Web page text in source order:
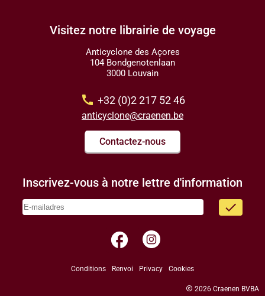
Visitez notre librairie de voyage
Anticyclone des Açores
104 Bondgenotenlaan
3000 Louvain
call +32 (0)2 217 52 46
anticyclone@craenen.be
Contactez-nous
Inscrivez-vous à notre lettre d'information
done
facebook
Conditions Renvoi Privacy Cookies
copyright 2026 Craenen BVBA